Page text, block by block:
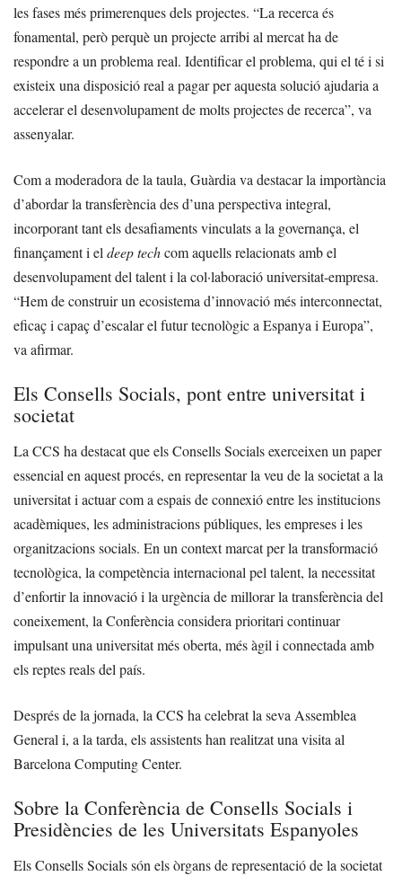
les fases més primerenques dels projectes. “La recerca és
fonamental, però perquè un projecte arribi al mercat ha de
respondre a un problema real. Identificar el problema, qui el té i si
existeix una disposició real a pagar per aquesta solució ajudaria a
accelerar el desenvolupament de molts projectes de recerca”, va
assenyalar.
Com a moderadora de la taula, Guàrdia va destacar la importància
d’abordar la transferència des d’una perspectiva integral,
incorporant tant els desafiaments vinculats a la governança, el
finançament i eldeep techcom aquells relacionats amb el
desenvolupament del talent i la col·laboració universitat-empresa.
“Hem de construir un ecosistema d’innovació més interconnectat,
eficaç i capaç d’escalar el futur tecnològic a Espanya i Europa”,
va afirmar.
Els Consells Socials, pont entre universitat i
societat
La CCS ha destacat que els Consells Socials exerceixen un paper
essencial en aquest procés, en representar la veu de la societat a la
universitat i actuar com a espais de connexió entre les institucions
acadèmiques, les administracions públiques, les empreses i les
organitzacions socials. En un context marcat per la transformació
tecnològica, la competència internacional pel talent, la necessitat
d’enfortir la innovació i la urgència de millorar la transferència del
coneixement, la Conferència considera prioritari continuar
impulsant una universitat més oberta, més àgil i connectada amb
els reptes reals del país.
Després de la jornada, la CCS ha celebrat la seva Assemblea
General i, a la tarda, els assistents han realitzat una visita al
Barcelona Computing Center.
Sobre la Conferència de Consells Socials i
Presidències de les Universitats Espanyoles
Els Consells Socials són els òrgans de representació de la societat